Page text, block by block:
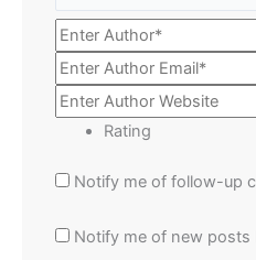
Rating
Notify me of follow-up
Notify me of new posts